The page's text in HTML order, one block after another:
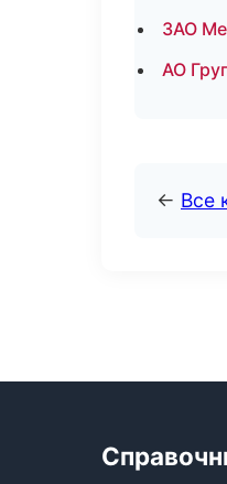
ЗАО
АО
← Все